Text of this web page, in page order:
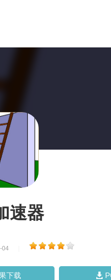
速器
04
下载